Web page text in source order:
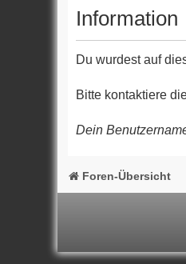
Information
Du wurdest auf
Bitte kontaktiere
Dein
Foren-Übersicht